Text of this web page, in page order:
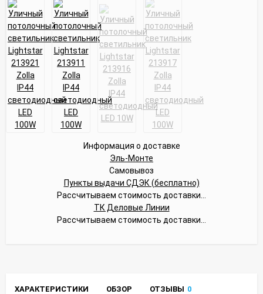
Информация о доставке
Эль-Монте
Самовывоз
Пункты выдачи СДЭК (бесплатно)
Рассчитываем стоимость доставки...
ТК Деловые Линии
Рассчитываем стоимость доставки...
ХАРАКТЕРИСТИКИ ОБЗОР ОТЗЫВЫ 0